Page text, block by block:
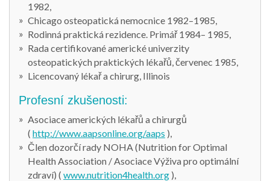
1982,
Chicago osteopatická nemocnice 1982–1985,
Rodinná praktická rezidence. Primář 1984– 1985,
Rada certifikované americké univerzity
osteopatických praktických lékařů, červenec 1985,
Licencovaný lékař a chirurg, Illinois
Profesní zkušenosti:
Asociace amerických lékařů a chirurgů
( http://www.aapsonline.org/aaps ),
Člen dozorčí rady NOHA (Nutrition for Optimal
Health Association / Asociace Výživa pro optimální
zdraví) ( www.nutrition4health.org ),